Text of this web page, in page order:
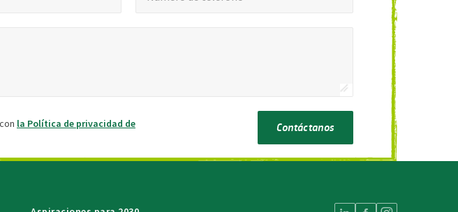
la Política de privacidad de
Contáctanos